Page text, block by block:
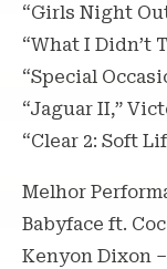
“Girls Night
“What I Didn’t
“Special
“Jaguar II,”
“Clear 2: Soft
Melhor
Babyface ft.
Kenyon Dixon